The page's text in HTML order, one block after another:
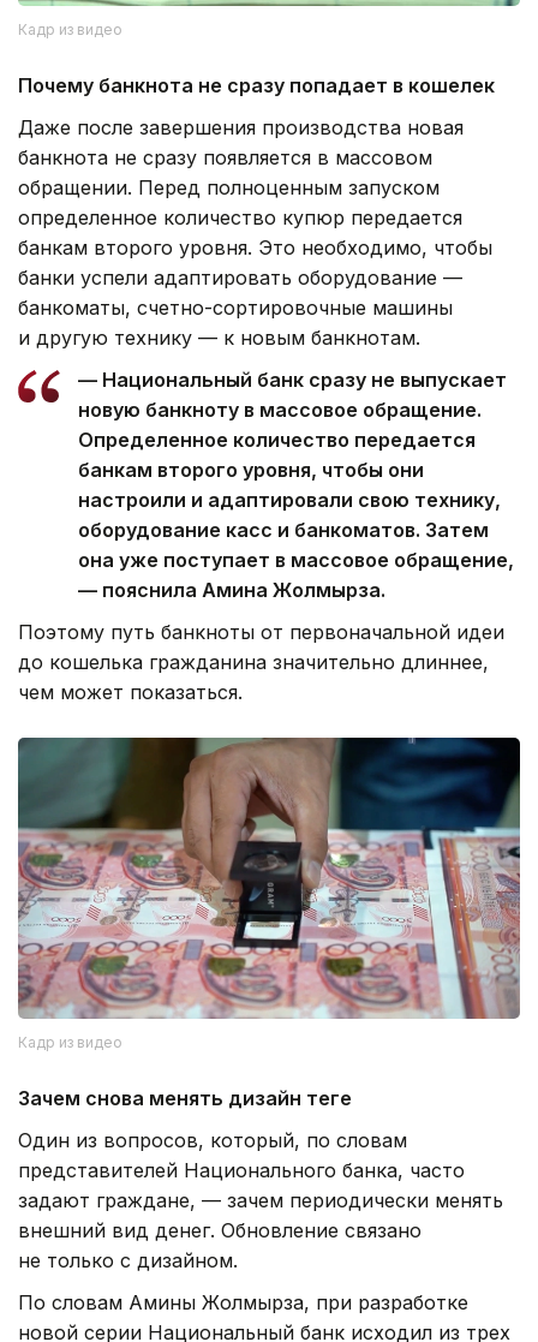
Кадр из видео
Почему банкнота не сразу попадает в кошелек
Даже после завершения производства новая
банкнота не сразу появляется в массовом
обращении. Перед полноценным запуском
определенное количество купюр передается
банкам второго уровня. Это необходимо, чтобы
банки успели адаптировать оборудование —
банкоматы, счетно-сортировочные машины
и другую технику — к новым банкнотам.
— Национальный банк сразу не выпускает
новую банкноту в массовое обращение.
Определенное количество передается
банкам второго уровня, чтобы они
настроили и адаптировали свою технику,
оборудование касс и банкоматов. Затем
она уже поступает в массовое обращение,
— пояснила Амина Жолмырза.
Поэтому путь банкноты от первоначальной идеи
до кошелька гражданина значительно длиннее,
чем может показаться.
Кадр из видео
Зачем снова менять дизайн теңге
Один из вопросов, который, по словам
представителей Национального банка, часто
задают граждане, — зачем периодически менять
внешний вид денег. Обновление связано
не только с дизайном.
По словам Амины Жолмырза, при разработке
новой серии Национальный банк исходил из трех